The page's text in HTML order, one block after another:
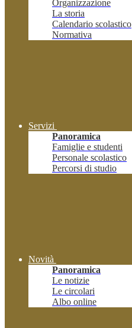
Organizzazione
La storia
Calendario scolastico
Normativa
Servizi
Panoramica
Famiglie e studenti
Personale scolastico
Percorsi di studio
Novità
Panoramica
Le notizie
Le circolari
Albo online